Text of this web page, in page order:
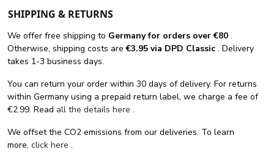
SHIPPING & RETURNS
We offer free shipping to Germany for orders over €80 .
Otherwise, shipping costs are€3.95 via DPD Classic . Delivery
takes 1-3 business days.
You can return your order within 30 days of delivery. For returns
within Germany using a prepaid return label, we charge a fee of
€2.99. Read all the details here .
We offset the CO2 emissions from our deliveries. To learn
more, click here .